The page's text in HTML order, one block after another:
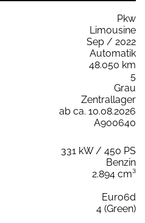
Pkw
Limousine
Sep / 2022
Automatik
48.050 km
5
Grau
Zentrallager
ab ca. 10.08.2026
A900640
331 kW / 450 PS
Benzin
2.894 cm³
Euro6d
4 (Green)